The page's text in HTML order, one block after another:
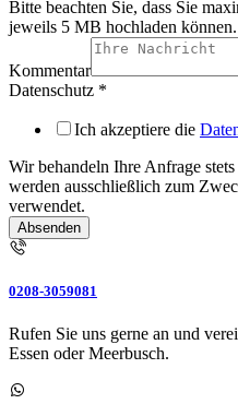
Bitte beachten Sie, dass Sie
jeweils 5 MB hochladen können.
Kommentar
Datenschutz *
Ich akzeptiere die
Wir behandeln Ihre Anfrage
werden ausschließlich zum
verwendet.
Absenden
0208-3059081
Rufen Sie uns gerne an und
Essen oder Meerbusch.